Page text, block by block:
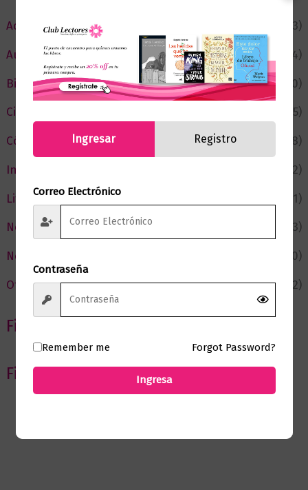
Actualidad
(53)
Autor del Mes
(4)
Bienestar
(230)
Ciencia y Conocimiento
(75)
Cómic y Fantasía
(88)
Infantil y Juvenil
(212)
Literatura
(371)
Negocios
(43)
Novedades
(110)
Ofertas
(12)
Filtrar por Autor
Filtrar por editorial
Ingresar Registro
Correo Electrónico
Contraseña
Remember me Forgot Password?
Ingresa